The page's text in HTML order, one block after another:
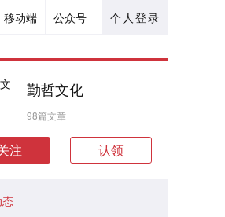
个人登录
公众号
移动端
勤哲文化
98篇文章
注 认领